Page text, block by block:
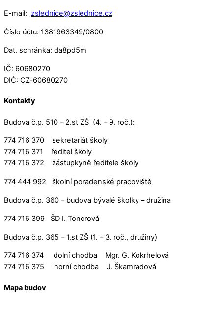
E-mail: zslednice@zslednice.cz
Číslo účtu: 1381963349/0800
Dat. schránka: da8pd5m
IČ: 60680270
DIČ: CZ-60680270
Kontakty
Budova č.p. 510 – 2.st ZŠ (4. – 9. roč.):
774 716 370 sekretariát školy
774 716 371 ředitel školy
774 716 372 zástupkyně ředitele školy
774 444 992 školní poradenské pracoviště
Budova č.p. 360 – budova bývalé školky – družina
774 716 399 ŠD I. Toncrová
Budova č.p. 365 – 1.st ZŠ (1. – 3. roč., družiny)
774 716 374 dolní chodba Mgr. G. Kokrhelová
774 716 375 horní chodba J. Škamradová
Mapa budov